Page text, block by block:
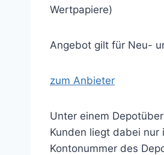
Wertpapiere)
Angebot gilt für Neu-
zum Anbieter
Unter einem
Kunden liegt dabei nur
Kontonummer des